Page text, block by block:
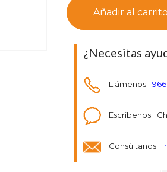
Añadir al carrito
¿Necesitas
Llámenos
Escríbenos
Consúltanos